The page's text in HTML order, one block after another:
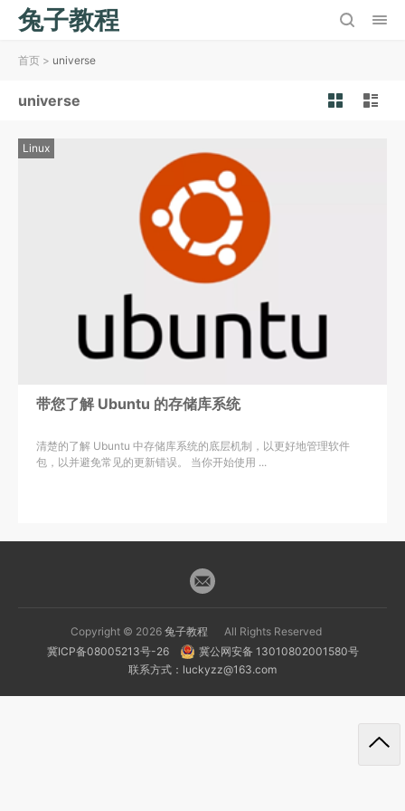
兔子教程
首页 > universe
universe
Linux
带您了解 Ubuntu 的存储库系统
清楚的了解 Ubuntu 中存储库系统的底层机制，以更好地管理软件
包，以并避免常见的更新错误。 当你开始使用 ...
Copyright © 2026 兔子教程
All Rights Reserved
冀ICP备08005213号-26
冀公网安备 13010802001580号
联系方式：luckyzz@163.com